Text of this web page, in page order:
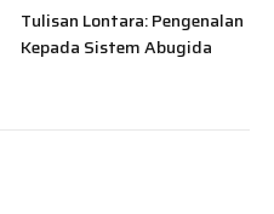
Tulisan Lontara: Pengenalan
Kepada Sistem Abugida